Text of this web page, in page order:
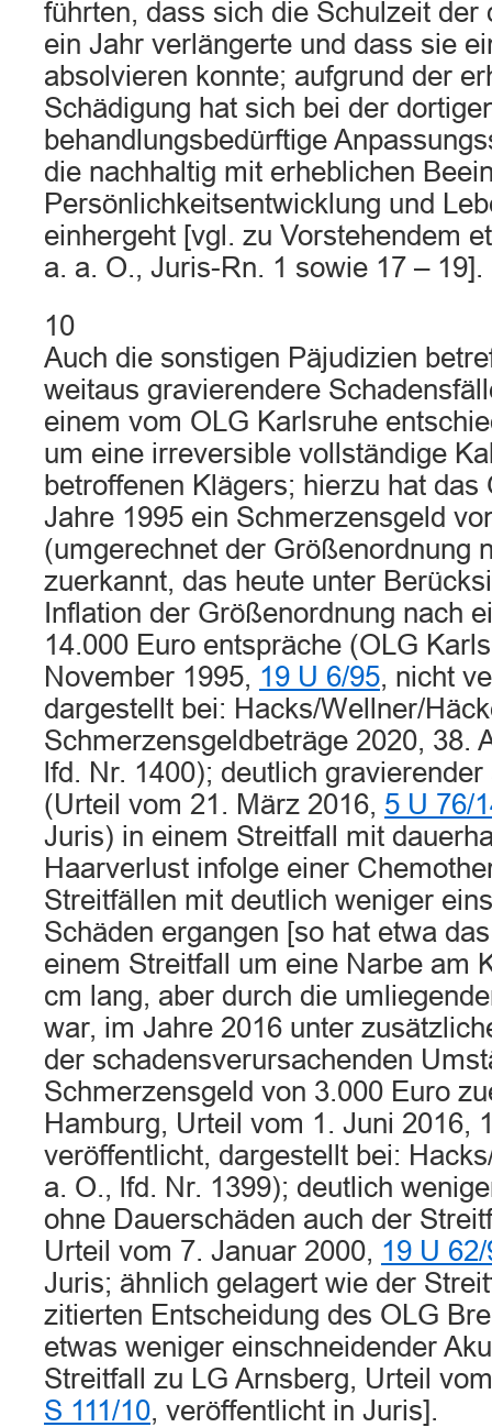
führten, dass sich die Schulzeit der
ein Jahr verlängerte und dass sie
absolvieren konnte; aufgrund der
Schädigung hat sich bei der
behandlungsbedürftige
die nachhaltig mit erheblichen
Persönlichkeitsentwicklung und
einhergeht [vgl. zu Vorstehendem
a. a. O., Juris-Rn. 1 sowie 17 – 19].
10
Auch die sonstigen Päjudizien
weitaus gravierendere
einem vom OLG Karlsruhe
um eine irreversible vollständige
betroffenen Klägers; hierzu hat
Jahre 1995 ein Schmerzensgeld
(umgerechnet der Größenordnung
zuerkannt, das heute unter
Inflation der Größenordnung nach
14.000 Euro entspräche (OLG
November 1995, 19 U 6/95, nicht
dargestellt bei: Hacks/Wellner/
Schmerzensgeldbeträge 2020, 38.
lfd. Nr. 1400); deutlich
(Urteil vom 21. März 2016, 5 U 76/
Juris) in einem Streitfall mit
Haarverlust infolge einer
Streitfällen mit deutlich weniger
Schäden ergangen [so hat etwa
einem Streitfall um eine Narbe am
cm lang, aber durch die
war, im Jahre 2016 unter
der schadensverursachenden
Schmerzensgeld von 3.000 Euro
Hamburg, Urteil vom 1. Juni 2016,
veröffentlicht, dargestellt bei:
a. O., lfd. Nr. 1399); deutlich
ohne Dauerschäden auch der
Urteil vom 7. Januar 2000, 19 U
Juris; ähnlich gelagert wie der
zitierten Entscheidung des OLG
etwas weniger einschneidender
Streitfall zu LG Arnsberg, Urteil
S 111/10, veröffentlicht in Juris].